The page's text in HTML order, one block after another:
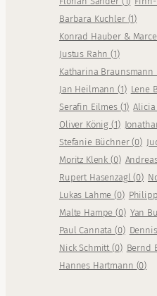
Barbara Kuchler (1)
Konrad Hauber &
Justus Rahn(1)
Katharina Braunsmann
Jan Heilmann(1) Lene
Serafin Eilmes (1) Alicia
Oliver König(1)
Stefanie Büchner(0)
Moritz Klenk(0)
Rupert Hasenzagl(0)
Lukas Lahme(0)
Malte Hampe(0) Yan
Paul Cannata(0)
Nick Schmitt(0) Bernd
Hannes Hartmann (0)